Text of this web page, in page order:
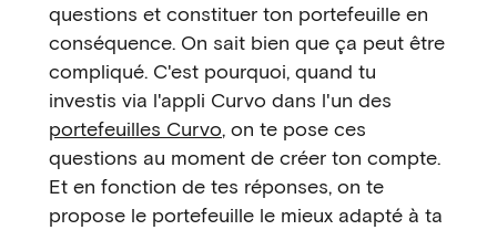
questions et constituer ton portefeuille en
conséquence. On sait bien que ça peut être
compliqué. C'est pourquoi, quand tu
investis via l'appli Curvo dans l'un des
portefeuilles Curvo, on te pose ces
questions au moment de créer ton compte.
Et en fonction de tes réponses, on te
propose le portefeuille le mieux adapté à ta